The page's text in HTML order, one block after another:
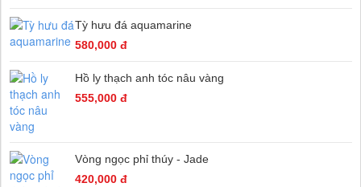
Tỳ hưu đá aquamarine
580,000 đ
Hồ ly thạch anh tóc nâu vàng
555,000 đ
Vòng ngọc phỉ thúy - Jade
420,000 đ